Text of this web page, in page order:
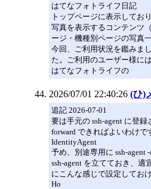
はてなフォトライフ日記
トップページに表示してお
写真を表示するコンテンツ
ージ・機種別ページの写真
今回、ご利用状況を鑑みま
た。ご利用のユーザー様に
はてなフォトライフの
2026/07/01 22:40:26 (ひ)
追記 2026-07-01
要は手元の ssh-agent に登
forward できればよいわけで
IdentityAgent
予め、別途専用に ssh-agent
ssh-agent を立てておき、適
にこんな感じで設定しておけ
Ho